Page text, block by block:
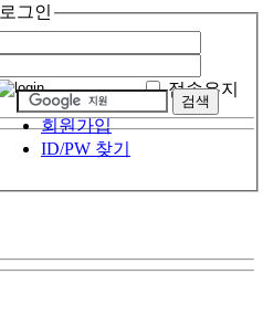
로그인
접속유지
회원가입
ID/PW 찾기